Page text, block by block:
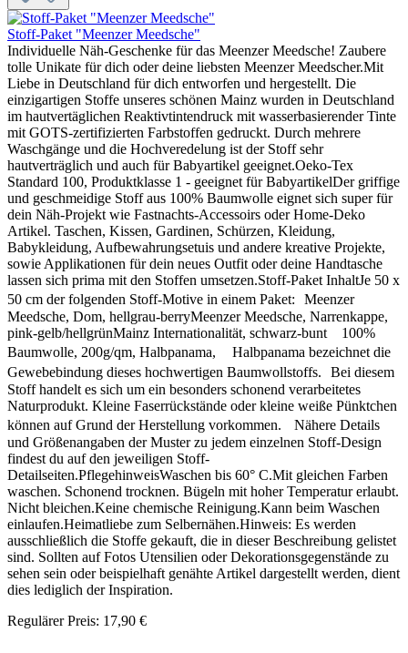
Stoff-Paket "Meenzer Meedsche"
Individuelle Näh-Geschenke für das Meenzer Meedsche! Zaubere
tolle Unikate für dich oder deine liebsten Meenzer Meedscher.Mit
Liebe in Deutschland für dich entworfen und hergestellt. Die
einzigartigen Stoffe unseres schönen Mainz wurden in Deutschland
im hautvertäglichen Reaktivtintendruck mit wasserbasierender Tinte
mit GOTS-zertifizierten Farbstoffen gedruckt. Durch mehrere
Waschgänge und die Hochveredelung ist der Stoff sehr
hautverträglich und auch für Babyartikel geeignet.Oeko-Tex
Standard 100, Produktklasse 1 - geeignet für BabyartikelDer griffige
und geschmeidige Stoff aus 100% Baumwolle eignet sich super für
dein Näh-Projekt wie Fastnachts-Accessoirs oder Home-Deko
Artikel. Taschen, Kissen, Gardinen, Schürzen, Kleidung,
Babykleidung, Aufbewahrungsetuis und andere kreative Projekte,
sowie Applikationen für dein neues Outfit oder deine Handtasche
lassen sich prima mit den Stoffen umsetzen.Stoff-Paket InhaltJe 50 x
50 cm der folgenden Stoff-Motive in einem Paket: Meenzer
Meedsche, Dom, hellgrau-berryMeenzer Meedsche, Narrenkappe,
pink-gelb/hellgrünMainz Internationalität, schwarz-bunt 100%
Baumwolle, 200g/qm, Halbpanama, Halbpanama bezeichnet die
Gewebebindung dieses hochwertigen Baumwollstoffs. Bei diesem
Stoff handelt es sich um ein besonders schonend verarbeitetes
Naturprodukt. Kleine Faserrückstände oder kleine weiße Pünktchen
können auf Grund der Herstellung vorkommen. Nähere Details
und Größenangaben der Muster zu jedem einzelnen Stoff-Design
findest du auf den jeweiligen Stoff-
Detailseiten.PflegehinweisWaschen bis 60° C.Mit gleichen Farben
waschen. Schonend trocknen. Bügeln mit hoher Temperatur erlaubt.
Nicht bleichen.Keine chemische Reinigung.Kann beim Waschen
einlaufen.Heimatliebe zum Selbernähen.Hinweis: Es werden
ausschließlich die Stoffe gekauft, die in dieser Beschreibung gelistet
sind. Sollten auf Fotos Utensilien oder Dekorationsgegenstände zu
sehen sein oder beispielhaft genähte Artikel dargestellt werden, dient
dies lediglich der Inspiration.
Regulärer Preis: 17,90 €